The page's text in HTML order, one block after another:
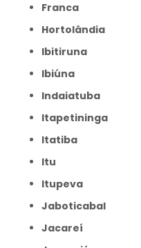
Franca
Hortolândia
Ibitiruna
Ibiúna
Indaiatuba
Itapetininga
Itatiba
Itu
Itupeva
Jaboticabal
Jacareí